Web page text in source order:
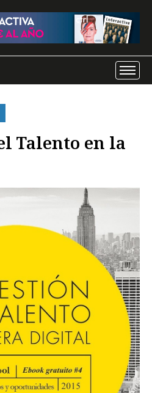
Talento en la